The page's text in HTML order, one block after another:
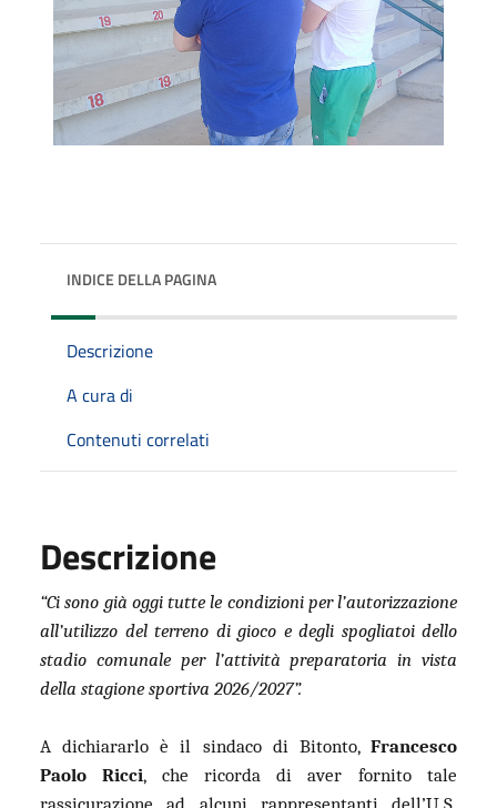
INDICE DELLA PAGINA
Descrizione
A cura di
Contenuti correlati
Descrizione
“Ci sono già oggi tutte le condizioni per l’autorizzazione
all’utilizzo del terreno di gioco e degli spogliatoi dello
stadio comunale per l’attività preparatoria in vista
della stagione sportiva 2026/2027”.
A dichiararlo è il sindaco di Bitonto, Francesco
PaoloRicci, che ricorda di aver fornito tale
rassicurazione ad alcuni rappresentanti dell’U.S.